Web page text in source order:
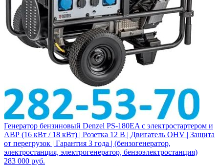
Генератор бензиновый Denzel PS-180EA с электростартером и
АВР (16 кВт / 18 кВт) | Розетка 12 В | Двигатель OHV | Защита
от перегрузок | Гарантия 3 года | (бензогенератор,
электростанция, электрогенератор, бензоэлектростанция)
283 000 руб.